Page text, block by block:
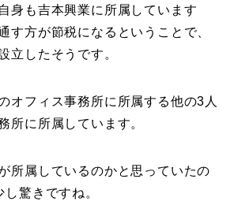
身も吉本興業に所属しています
す方が節税になるということで、
立したそうです。
オフィス事務所に所属する他の3人
所に所属しています。
所属しているのかと思っていたの
驚きですね。